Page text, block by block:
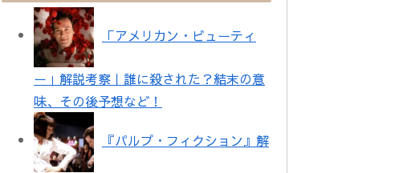
「アメリカン・ビューティ
ー」解説考察｜誰に殺された？結末の意
味、その後予想など！
『パルプ・フィクション』解